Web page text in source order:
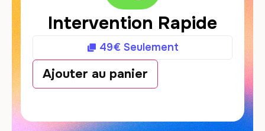
NL
Intervention Rapide
49€ Seulement
Ajouter au panier